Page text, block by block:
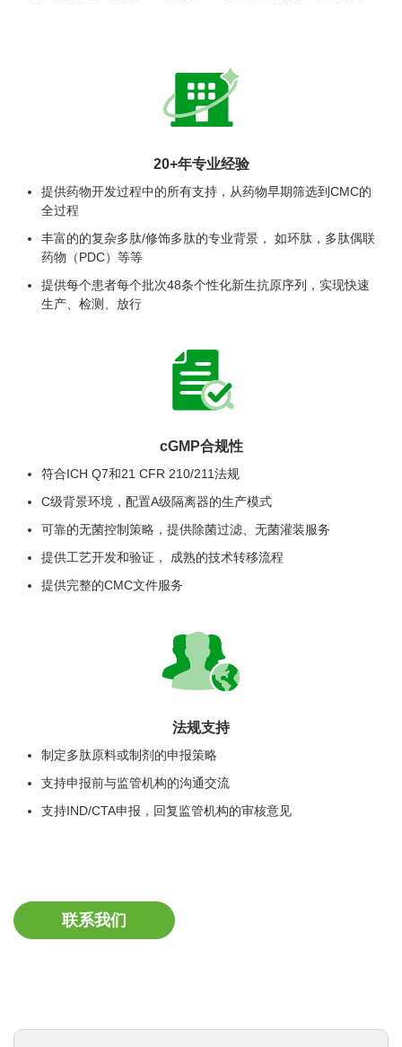
20+年专业经验
提供药物开发过程中的所有支持，从药物早期筛选到CMC的
全过程
丰富的的复杂多肽/修饰多肽的专业背景， 如环肽，多肽偶联
药物（PDC）等等
提供每个患者每个批次48条个性化新生抗原序列，实现快速
生产、检测、放行
cGMP合规性
符合ICH Q7和21 CFR 210/211法规
C级背景环境，配置A级隔离器的生产模式
可靠的无菌控制策略，提供除菌过滤、无菌灌装服务
提供工艺开发和验证， 成熟的技术转移流程
提供完整的CMC文件服务
法规支持
制定多肽原料或制剂的申报策略
支持申报前与监管机构的沟通交流
支持IND/CTA申报，回复监管机构的审核意见
联系我们